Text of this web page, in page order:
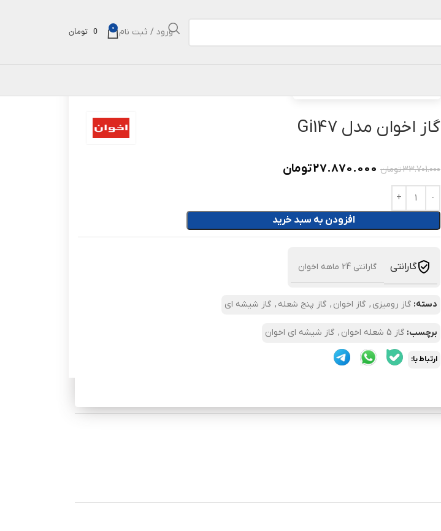
ورود / ثبت نام 0
0 تومان
گاز اخوان مدل Gi147
33.701.000تومان 27.870.000تومان
افزودن به سبد خرید
گارانتی گارانتی 24 ماهه اخوان
دسته: گاز رومیزی , گاز اخوان , گاز پنج شعله , گاز شیشه ای
برچسب: گاز 5 شعله اخوان , گاز شیشه ای اخوان
ارتباط با: